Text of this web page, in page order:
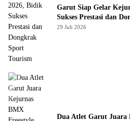
Garut Siap Gelar
Sukses Prestasi dan
29 Juli 2026
Dua Atlet Garut Juara